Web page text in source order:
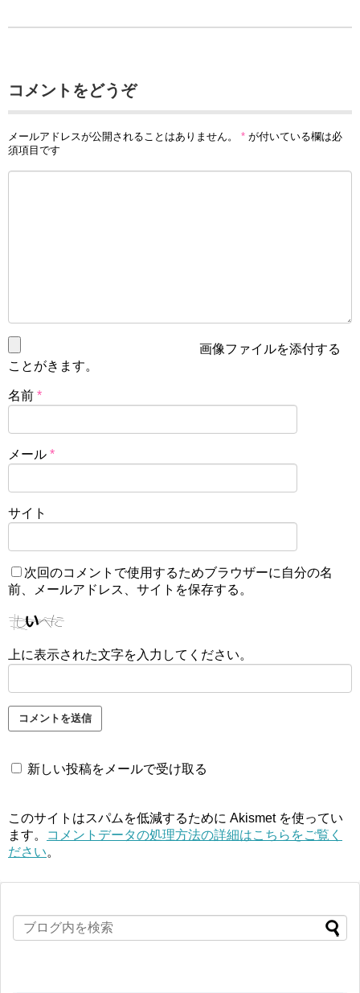
コメントをどうぞ
メールアドレスが公開されることはありません。 * が付いている欄は必
須項目です
画像ファイルを添付する
ことがきます。
名前 *
メール *
サイト
次回のコメントで使用するためブラウザーに自分の名
前、メールアドレス、サイトを保存する。
上に表示された文字を入力してください。
新しい投稿をメールで受け取る
このサイトはスパムを低減するために Akismet を使ってい
ます。
コメントデータの処理方法の詳細はこちらをご覧く
ださい。